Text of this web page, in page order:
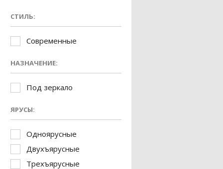
СТИЛЬ:
Современные
НАЗНАЧЕНИЕ:
Под зеркало
ЯРУСЫ:
Одноярусные
Двухъярусные
Трехъярусные